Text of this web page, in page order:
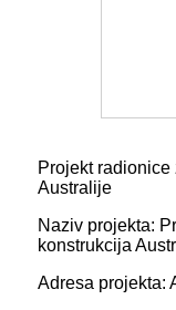
Projekt
Australije
Naziv projekta:
konstrukcija
Adresa projekta: